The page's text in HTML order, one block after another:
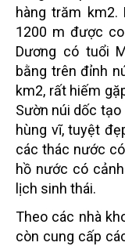
hàng trăm
1200 m được
Dương có tuổi
bằng trên đỉnh
km2, rất hiếm
Sườn núi dốc
hùng vĩ, tuyệt
các thác nước
hồ nước có
lịch sinh thái.
Theo các nhà
còn cung cấp